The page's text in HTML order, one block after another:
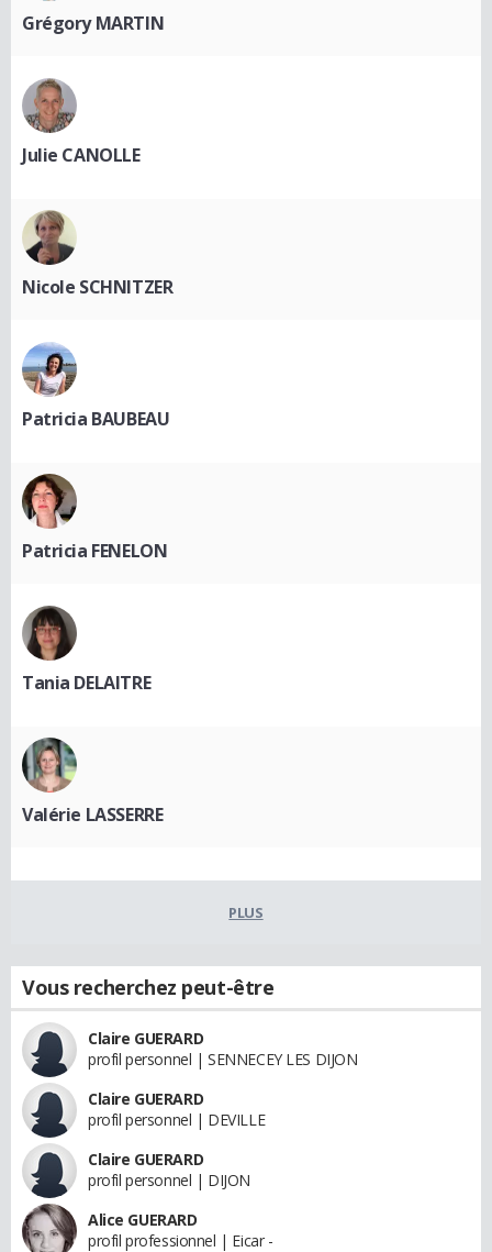
Grégory MARTIN
Julie CANOLLE
Nicole SCHNITZER
Patricia BAUBEAU
Patricia FENELON
Tania DELAITRE
Valérie LASSERRE
PLUS
Vous recherchez peut-être
Claire GUERARD
profil personnel | SENNECEY LES DIJON
Claire GUERARD
profil personnel | DEVILLE
Claire GUERARD
profil personnel | DIJON
Alice GUERARD
profil professionnel | Eicar -